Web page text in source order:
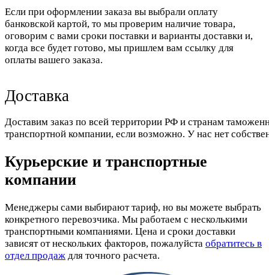
Если при оформлении заказа вы выбрали оплату
банковской картой, то мы проверим наличие товара,
оговорим с вами сроки поставки и варианты доставки и,
когда все будет готово, мы пришлем вам ссылку для
оплаты вашего заказа.
Доставка
Доставим заказ по всей территории РФ и странам
транспортной компании, если возможно. У нас нет
Курьерские и транспортные
компании
Менеджеры сами выбирают тариф, но вы можете выбрать
конкретного перевозчика. Мы работаем с несколькими
транспортными компаниями. Цена и сроки доставки
зависят от нескольких факторов, пожалуйста обратитесь в
отдел продаж для точного расчета.